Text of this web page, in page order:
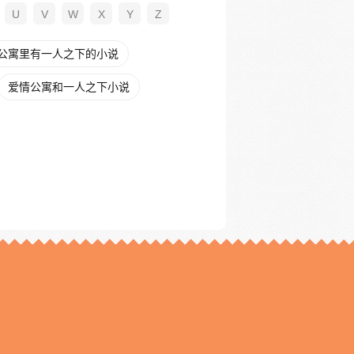
U V W X Y Z
寓里有一人之下的小说
爱情公寓和一人之下小说